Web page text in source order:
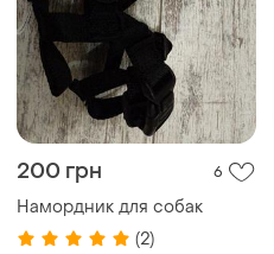
200 грн 6
Намордник для собак
(2)